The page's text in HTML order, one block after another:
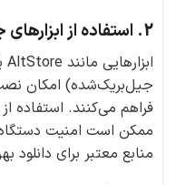
2. استفاده از ابزارهای جانبی:
فراهم می‌کنند. استفاده از
ممکن است امنیت دستگاه
منابع معتبر برای دانلود